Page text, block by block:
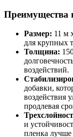
Преимущества
Размер: 11 м
для крупных
Толщина:
воздействий.
добавки,
воздействия
продлевая
и
пленка лучше